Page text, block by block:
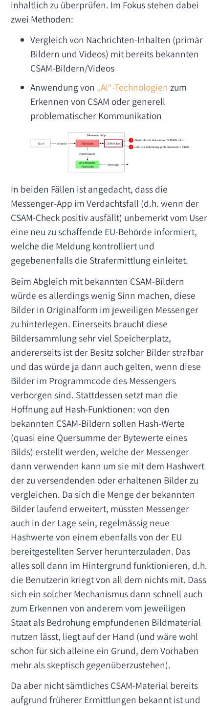
inhaltlich zu überprüfen. Im Fokus stehen dabei
zwei Methoden:
Vergleich von Nachrichten-Inhalten (primär
Bildern und Videos) mit bereits bekannten
CSAM-Bildern/Videos
Anwendung von „AI“-Technologien zum
Erkennen von CSAM oder generell
problematischer Kommunikation
In beiden Fällen ist angedacht, dass die
Messenger-App im Verdachtsfall (d.h. wenn der
CSAM-Check positiv ausfällt) unbemerkt vom User
eine neu zu schaffende EU-Behörde informiert,
welche die Meldung kontrolliert und
gegebenenfalls die Strafermittlung einleitet.
Beim Abgleich mit bekannten CSAM-Bildern
würde es allerdings wenig Sinn machen, diese
Bilder in Originalform im jeweiligen Messenger
zu hinterlegen. Einerseits braucht diese
Bildersammlung sehr viel Speicherplatz,
andererseits ist der Besitz solcher Bilder strafbar
und das würde ja dann auch gelten, wenn diese
Bilder im Programmcode des Messengers
verborgen sind. Stattdessen setzt man die
Hoffnung auf Hash-Funktionen: von den
bekannten CSAM-Bildern sollen Hash-Werte
(quasi eine Quersumme der Bytewerte eines
Bilds) erstellt werden, welche der Messenger
dann verwenden kann um sie mit dem Hashwert
der zu versendenden oder erhaltenen Bilder zu
vergleichen. Da sich die Menge der bekannten
Bilder laufend erweitert, müssten Messenger
auch in der Lage sein, regelmässig neue
Hashwerte von einem ebenfalls von der EU
bereitgestellten Server herunterzuladen. Das
alles soll dann im Hintergrund funktionieren, d.h.
die Benutzerin kriegt von all dem nichts mit. Dass
sich ein solcher Mechanismus dann schnell auch
zum Erkennen von anderem vom jeweiligen
Staat als Bedrohung empfundenen Bildmaterial
nutzen lässt, liegt auf der Hand (und wäre wohl
schon für sich alleine ein Grund, dem Vorhaben
mehr als skeptisch gegenüberzustehen).
Da aber nicht sämtliches CSAM-Material bereits
aufgrund früherer Ermittlungen bekannt ist und